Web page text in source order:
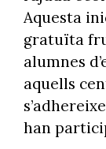
Aquesta
gratuïta
alumnes
aquells
han